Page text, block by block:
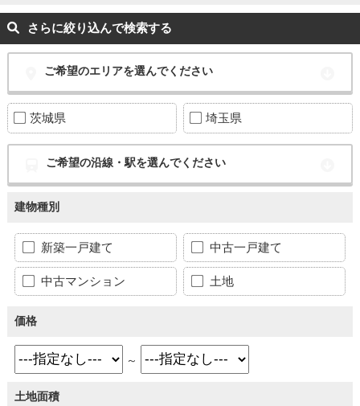
さらに絞り込んで検索する
ご希望のエリアを選んでください
茨城県 埼玉県
ご希望の沿線・駅を選んでください
建物種別
新築一戸建て 中古一戸建て
中古マンション 土地
価格
～
土地面積